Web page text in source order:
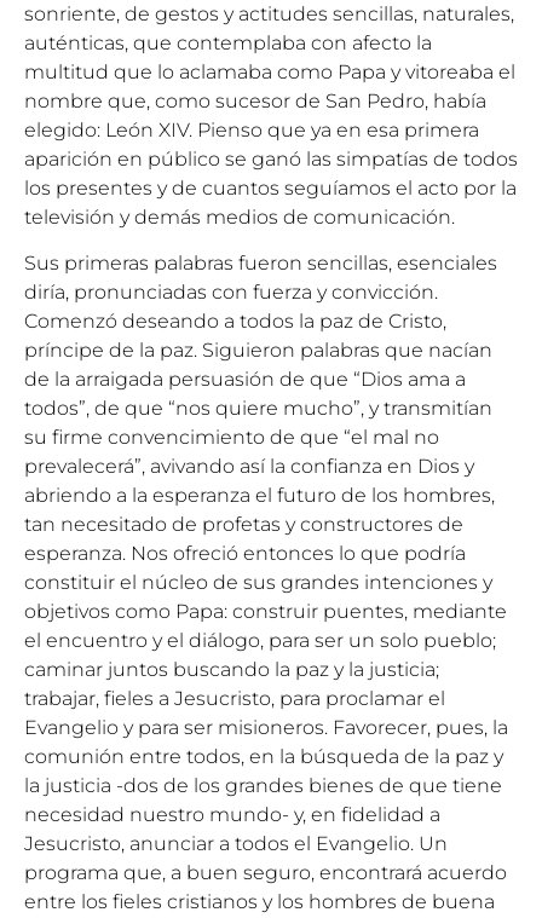
sonriente, de gestos y actitudes sencillas, naturales,
auténticas, que contemplaba con afecto la
multitud que lo aclamaba como Papa y vitoreaba el
nombre que, como sucesor de San Pedro, había
elegido: León XIV. Pienso que ya en esa primera
aparición en público se ganó las simpatías de todos
los presentes y de cuantos seguíamos el acto por la
televisión y demás medios de comunicación.
Sus primeras palabras fueron sencillas, esenciales
diría, pronunciadas con fuerza y convicción.
Comenzó deseando a todos la paz de Cristo,
príncipe de la paz. Siguieron palabras que nacían
de la arraigada persuasión de que “Dios ama a
todos”, de que “nos quiere mucho”, y transmitían
su firme convencimiento de que “el mal no
prevalecerá”, avivando así la confianza en Dios y
abriendo a la esperanza el futuro de los hombres,
tan necesitado de profetas y constructores de
esperanza. Nos ofreció entonces lo que podría
constituir el núcleo de sus grandes intenciones y
objetivos como Papa: construir puentes, mediante
el encuentro y el diálogo, para ser un solo pueblo;
caminar juntos buscando la paz y la justicia;
trabajar, fieles a Jesucristo, para proclamar el
Evangelio y para ser misioneros. Favorecer, pues, la
comunión entre todos, en la búsqueda de la paz y
la justicia -dos de los grandes bienes de que tiene
necesidad nuestro mundo- y, en fidelidad a
Jesucristo, anunciar a todos el Evangelio. Un
programa que, a buen seguro, encontrará acuerdo
entre los fieles cristianos y los hombres de buena